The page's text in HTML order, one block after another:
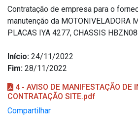
Contratação de empresa para o
manutenção da MOTONIVELADORA
PLACAS IYA 4277, CHASSIS
Início: 24/11/2022
Fim: 28/11/2022
4 - AVISO DE MANIFESTAÇÃO DE
CONTRATAÇÃO SITE.pdf
Compartilhar